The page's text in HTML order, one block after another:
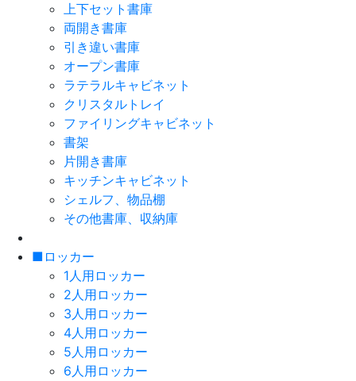
上下セット書庫
両開き書庫
引き違い書庫
オープン書庫
ラテラルキャビネット
クリスタルトレイ
ファイリングキャビネット
書架
片開き書庫
キッチンキャビネット
シェルフ、物品棚
その他書庫、収納庫
■ロッカー
1人用ロッカー
2人用ロッカー
3人用ロッカー
4人用ロッカー
5人用ロッカー
6人用ロッカー